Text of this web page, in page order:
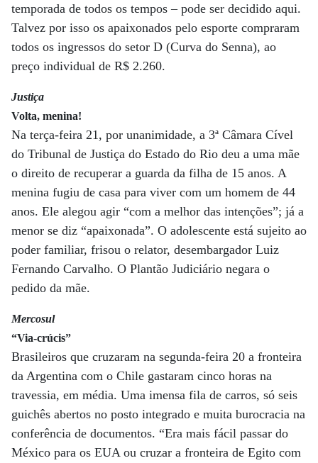
temporada de todos os tempos – pode ser decidido aqui.
Talvez por isso os apaixonados pelo esporte compraram
todos os ingressos do setor D (Curva do Senna), ao
preço individual de R$ 2.260.
Justiça
Volta, menina!
Na terça-feira 21, por unanimidade, a 3ª Câmara Cível
do Tribunal de Justiça do Estado do Rio deu a uma mãe
o direito de recuperar a guarda da filha de 15 anos. A
menina fugiu de casa para viver com um homem de 44
anos. Ele alegou agir “com a melhor das intenções”; já a
menor se diz “apaixonada”. O adolescente está sujeito ao
poder familiar, frisou o relator, desembargador Luiz
Fernando Carvalho. O Plantão Judiciário negara o
pedido da mãe.
Mercosul
“Via-crúcis”
Brasileiros que cruzaram na segunda-feira 20 a fronteira
da Argentina com o Chile gastaram cinco horas na
travessia, em média. Uma imensa fila de carros, só seis
guichês abertos no posto integrado e muita burocracia na
conferência de documentos. “Era mais fácil passar do
México para os EUA ou cruzar a fronteira de Egito com